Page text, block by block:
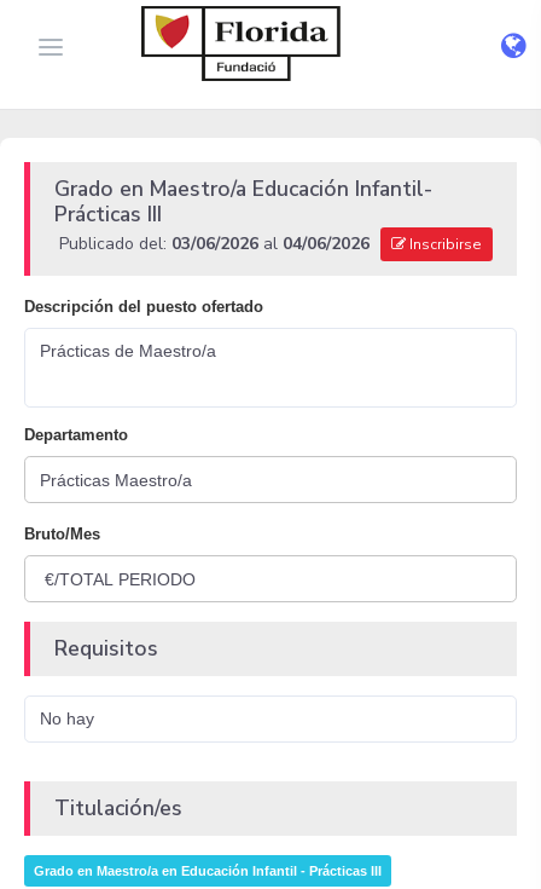
Grado en Maestro/a Educación Infantil-
Prácticas III
Publicado del: 03/06/2026 al 04/06/2026 Inscribirse
Descripción del puesto ofertado
Prácticas de Maestro/a
Departamento
Bruto/Mes
Requisitos
No hay
Titulación/es
Grado en Maestro/a en Educación Infantil - Prácticas III